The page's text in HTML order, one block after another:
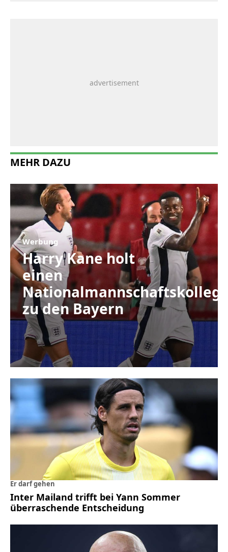
MEHR DAZU
Werbung
Harry Kane holt
einen
zu den Bayern
Er darf gehen
Inter Mailand trifft bei Yann Sommer
überraschende Entscheidung